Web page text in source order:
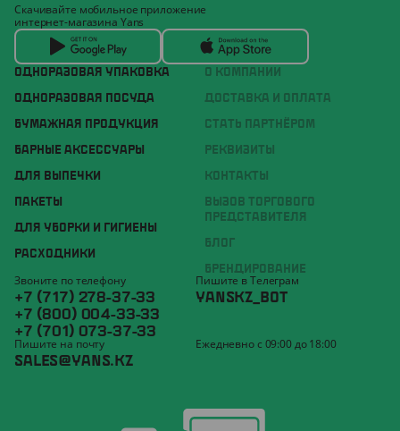
ОДНОРАЗОВАЯ УПАКОВКА
ОДНОРАЗОВАЯ ПОСУДА
БУМАЖНАЯ ПРОДУКЦИЯ
БАРНЫЕ АКСЕССУАРЫ
ДЛЯ ВЫПЕЧКИ
ПАКЕТЫ
ДЛЯ УБОРКИ И ГИГИЕНЫ
РАСХОДНИКИ
О КОМПАНИИ
ДОСТАВКА И ОПЛАТА
СТАТЬ ПАРТНЁРОМ
РЕКВИЗИТЫ
КОНТАКТЫ
ВЫЗОВ ТОРГОВОГО
ПРЕДСТАВИТЕЛЯ
БЛОГ
БРЕНДИРОВАНИЕ
Скачивайте мобильное приложение
интернет-магазина Yans
Звоните по телефону
+7 (717) 278-37-33
+7 (800) 004-33-33
+7 (701) 073-37-33
Пишите в Телеграм
YANSKZ_BOT
Пишите на почту
SALES@YANS.KZ
Ежедневно с 09:00 до 18:00